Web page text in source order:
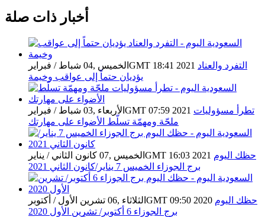
أخبار ذات صلة
الخميس ,04 شباط / فبرايرGMT 18:41 2021 التفرد والعناد
يؤديان حتماً إلى عواقب وخيمة
الأربعاء ,03 شباط / فبرايرGMT 07:59 2021 تطرأ مسؤوليات
ملحّة ومهمّة تسلّط الأضواء على مهارتك
الخميس ,07 كانون الثاني / ينايرGMT 16:03 2021 حظك اليوم
برج الجوزاء الخميس 7 يناير/كانون الثاني 2021
الثلاثاء ,06 تشرين الأول / أكتوبرGMT 09:50 2020 حظك اليوم
برج الجوزاء 6 أكتوبر/ تشرين الأول 2020